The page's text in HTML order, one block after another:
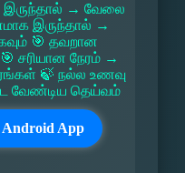
இருந்தால் → வேலை
இருந்தால் →
🎯 தவறான
சரியான நேரம் →
🍃 நல்ல உணவு
வேண்டிய தெய்வம்
Android App